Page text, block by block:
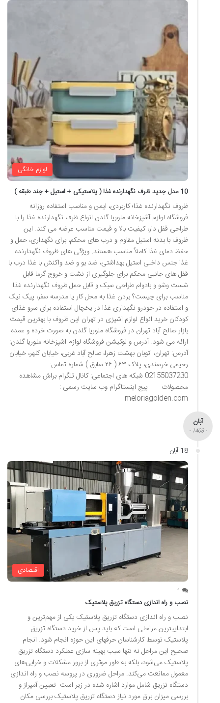
لوازم خانگی
10 مدل جدید ظرف نگهدارنده غذا ( پلاستیکی + استیل + چند طبقه )
ظروف نگهدارنده غذا؛ کاربردی، ایمن و مناسب استفاده روزانه
فروشگاه لوازم آشپزخانه ملوریا گلدن انواع ظرف نگهدارنده غذا را با
طراحی قفل دار، کیفیت بالا و قیمت مناسب عرضه می کند. این
ظروف با بدنه استیل مقاوم و درب های محکم، برای نگهداری، حمل و
حفظ دمای غذا کاملاً مناسب هستند. ویژگی های ظروف نگهدارنده
غذا جنس داخلی استیل بهداشتی، ضد بو و ضد واکنش با غذا درب با
قفل های جانبی محکم برای جلوگیری از نشت و خروج گرما قابل
شست وشو و بادوام طراحی سبک و قابل حمل ظروف نگهدارنده غذا
مناسب برای چیست؟ بردن غذا به محل کار یا مدرسه سفر، پیک نیک
و استفاده در خودرو نگهداری غذا در یخچال استفاده برای سرو غذای
کودکان خرید انواع لوازم اشپزی در تهران این ظروف با بهترین قیمت
بازار صالح آباد تهران در فروشگاه ملوریا گلدن به صورت خرده و عمده
ارائه می شود. آدرس و لوکیشن فروشگاه لوازم اشپزخانه ملوریا گلدن:
آدرس: تهران، اتوبان بهشت زهرا، صالح آباد غربی، خیابان کلهر، خیابان
رحیمی خرسندی، پلاک ۶۳ ( ۲۶ سابق ) شماره تماس:
02155037230 شبکه های اجتماعی: کانال تلگرام براش مشاهده
محصولات پیج اینستاگرام وب سایت رسمی :
meloriagolden.com
آبان
- 1403 -
18 آبان
اقتصادی
1
نصب و راه اندازی دستگاه تزریق پلاستیک
نصب و راه‌ اندازی دستگاه تزریق پلاستیک یکی از مهم‌ترین و
ابتدایی‎ترین مراحلی است که باید پس از خرید دستگاه تزریق
پلاستیک توسط کارشناسان حرفه‎ای این حوزه انجام شود. انجام
صحیح این مراحل نه تنها سبب بهینه سازی عملکرد دستگاه تزریق
پلاستیک می‌‏شود، بلکه به طور موثری از بروز مشکلات و خرابی‌های
معمول ممانعت می‌کند. مراحل ضروری در پروسه نصب و راه اندازی
دستگاه تزریق شامل موارد اشاره شده در زیر است. تعیین آمپراژ و
بررسی میزان برق مورد نیاز دستگاه تزریق پلاستیک بررسی مکان